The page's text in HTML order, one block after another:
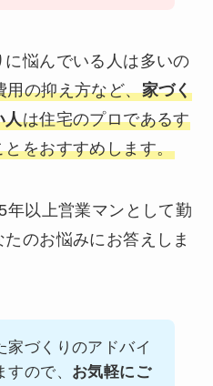
悩んでいる人は多いの
用の抑え方など、家づく
人は住宅のプロであるす
をおすすめします。
年以上営業マンとして勤
のお悩みにお答えしま
家づくりのアドバイ
すので、 お気軽にご